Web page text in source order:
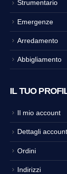
Strumentario
Emergenze
Arredamento
Abbigliamento
IL TUO
Il mio account
Dettagli account
Ordini
Indirizzi